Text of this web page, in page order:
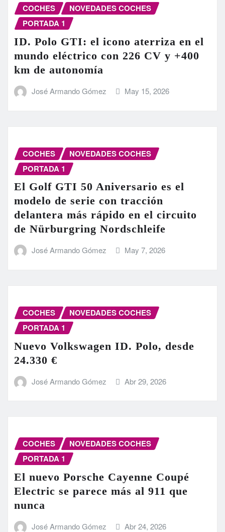
COCHES
NOVEDADES COCHES
PORTADA 1
ID. Polo GTI: el icono aterriza en el
mundo eléctrico con 226 CV y +400
km de autonomía
José Armando Gómez May 15, 2026
COCHES
NOVEDADES COCHES
PORTADA 1
El Golf GTI 50 Aniversario es el
modelo de serie con tracción
delantera más rápido en el circuito
de Nürburgring Nordschleife
José Armando Gómez May 7, 2026
COCHES
NOVEDADES COCHES
PORTADA 1
Nuevo Volkswagen ID. Polo, desde
24.330 €
José Armando Gómez Abr 29, 2026
COCHES
NOVEDADES COCHES
PORTADA 1
El nuevo Porsche Cayenne Coupé
Electric se parece más al 911 que
nunca
José Armando Gómez Abr 24, 2026